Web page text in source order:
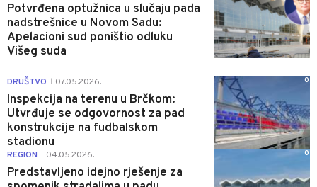
Potvrđena optužnica u slučaju pada
nadstrešnice u Novom Sadu:
Apelacioni sud poništio odluku
Višeg suda
DRUŠTVO 07.05.2026.
Inspekcija na terenu u Brčkom:
Utvrđuje se odgovornost za pad
konstrukcije na fudbalskom
stadionu
0
REGION 04.05.2026.
Predstavljeno idejno rješenje za
0